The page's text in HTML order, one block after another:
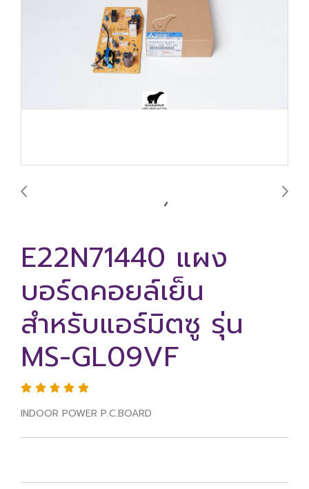
E22N71440 แผง
บอร์ดคอยล์เย็น
สำหรับแอร์มิตซู รุ่น
MS-GL09VF
INDOOR POWER P.C.BOARD